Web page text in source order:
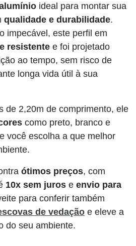
ideal para montar sua
qualidade e durabilidade.
impecável, este perfil em
resistente e foi projetado
ao tempo, sem risco de
longa vida útil à sua
de 2,20m de comprimento, ele
como preto, branco e
você escolha a que melhor
ótimos preços, com
10x sem juros e envio para
para conferir também
de vedação e eleve a
do seu ambiente.